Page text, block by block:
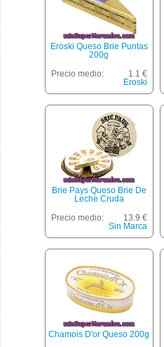
Eroski Queso Brie Puntas
200g
Precio medio:
1.1 €
Eroski
Brie Pays Queso Brie De
Leche Cruda
Precio medio:
13.9 €
Sin Marca
Chamois D'or Queso 200g